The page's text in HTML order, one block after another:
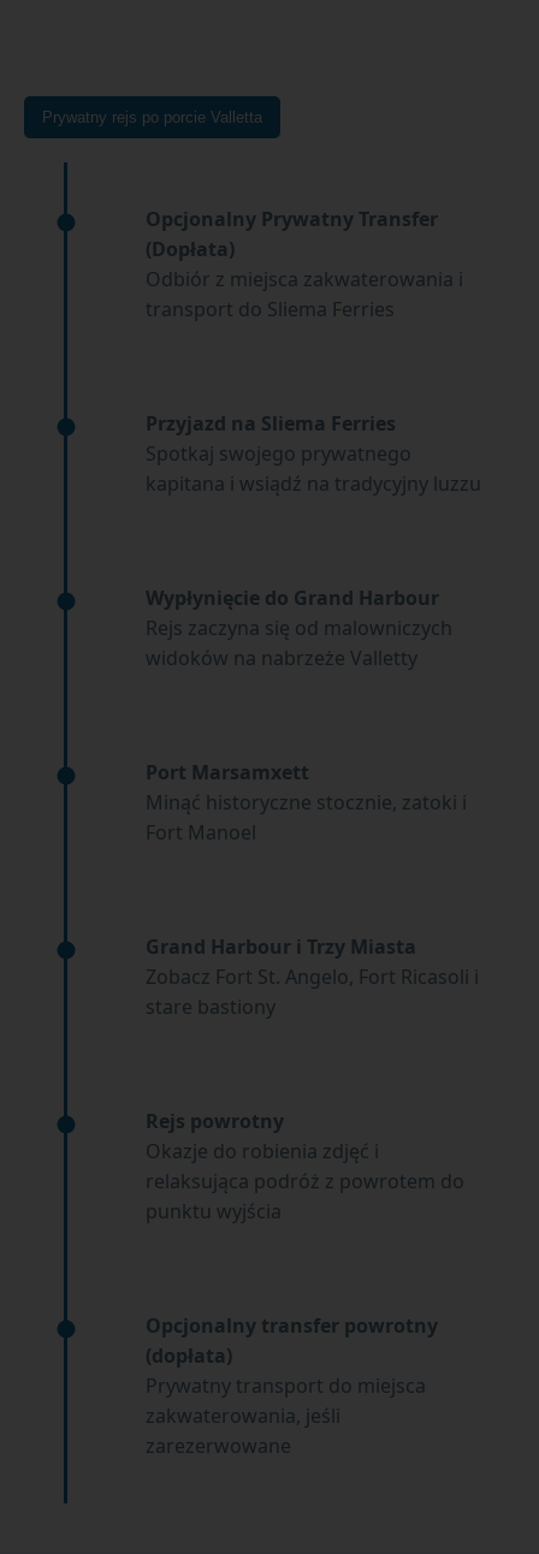
Prywatny rejs po porcie Valletta
Opcjonalny Prywatny Transfer
(Dopłata)
Odbiór z miejsca zakwaterowania i
transport do Sliema Ferries
Przyjazd na Sliema Ferries
Spotkaj swojego prywatnego
kapitana i wsiądź na tradycyjny luzzu
Wypłynięcie do Grand Harbour
Rejs zaczyna się od malowniczych
widoków na nabrzeże Valletty
Port Marsamxett
Minąć historyczne stocznie, zatoki i
Fort Manoel
Grand Harbour i Trzy Miasta
Zobacz Fort St. Angelo, Fort Ricasoli i
stare bastiony
Rejs powrotny
Okazje do robienia zdjęć i
relaksująca podróż z powrotem do
punktu wyjścia
Opcjonalny transfer powrotny
(dopłata)
Prywatny transport do miejsca
zakwaterowania, jeśli
zarezerwowane